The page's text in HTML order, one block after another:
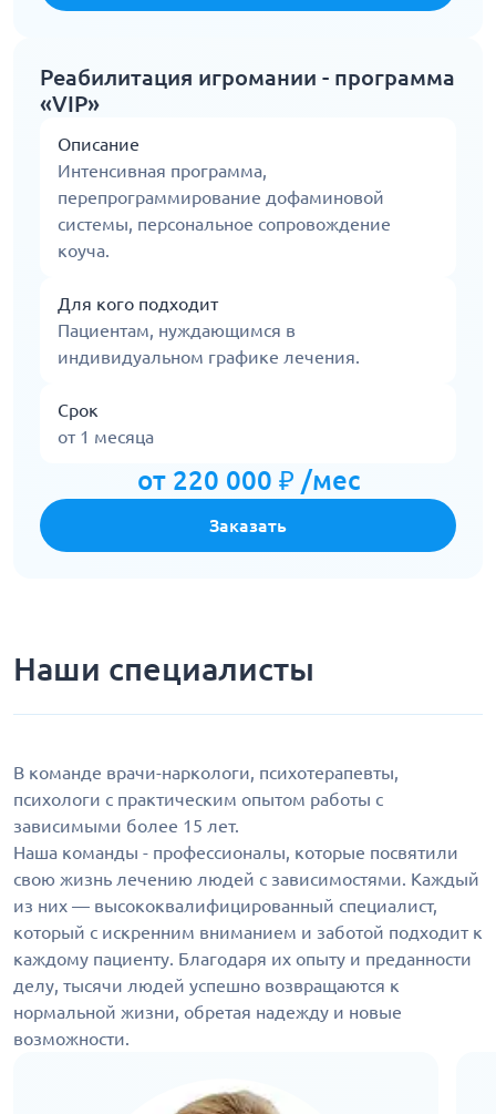
Реабилитация игромании - программа
«VIP»
Описание
Интенсивная программа,
перепрограммирование дофаминовой
системы, персональное сопровождение
коуча.
Для кого подходит
Пациентам, нуждающимся в
индивидуальном графике лечения.
Срок
от 1 месяца
от 220 000 ₽ /мес
Заказать
Наши специалисты
В команде врачи-наркологи, психотерапевты,
психологи с практическим опытом работы с
зависимыми более 15 лет.
Наша команды - профессионалы, которые посвятили
свою жизнь лечению людей с зависимостями. Каждый
из них — высококвалифицированный специалист,
который с искренним вниманием и заботой подходит к
каждому пациенту. Благодаря их опыту и преданности
делу, тысячи людей успешно возвращаются к
нормальной жизни, обретая надежду и новые
возможности.